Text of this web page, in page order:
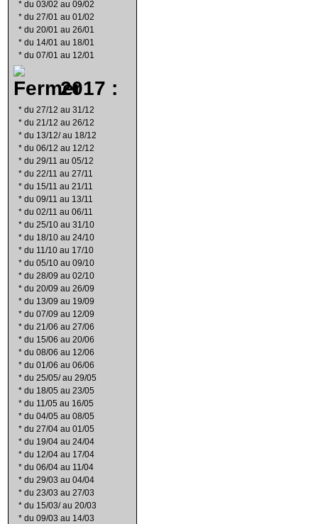
* du 03/02 au 09/02
* du 27/01 au 01/02
* du 20/01 au 26/01
* du 14/01 au 18/01
* du 07/01 au 12/01
2017 :
* du 27/12 au 31/12
* du 21/12 au 26/12
* du 13/12/ au 18/12
* du 06/12 au 12/12
* du 29/11 au 05/12
* du 22/11 au 27/11
* du 15/11 au 21/11
* du 09/11 au 13/11
* du 02/11 au 06/11
* du 25/10 au 31/10
* du 18/10 au 24/10
* du 11/10 au 17/10
* du 05/10 au 09/10
* du 28/09 au 02/10
* du 20/09 au 26/09
* du 13/09 au 19/09
* du 07/09 au 12/09
* du 21/06 au 27/06
* du 15/06 au 20/06
* du 08/06 au 12/06
* du 01/06 au 06/06
* du 25/05/ au 29/05
* du 18/05 au 23/05
* du 11/05 au 16/05
* du 04/05 au 08/05
* du 27/04 au 01/05
* du 19/04 au 24/04
* du 12/04 au 17/04
* du 06/04 au 11/04
* du 29/03 au 04/04
* du 23/03 au 27/03
* du 15/03/ au 20/03
* du 09/03 au 14/03